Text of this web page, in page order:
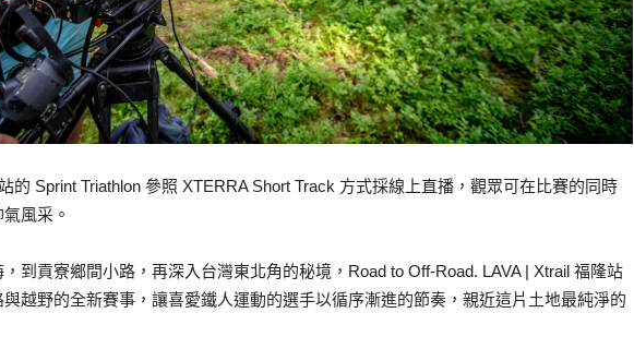
的 Sprint Triathlon 參照 XTERRA Short Track 方式採線上直播，觀眾可在比賽的同時
風采。
到貢寮鄉間小路，再深入台灣東北角的秘境，Road to Off-Road. LAVA | Xtrail 福隆站
越野的全新賽事，讓喜愛鐵人運動的選手以循序漸進的節奏，親近這片土地最純淨的